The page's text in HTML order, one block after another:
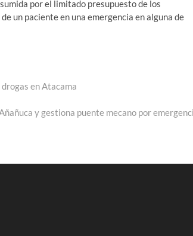
por el limitado presupuesto de los
un paciente en una emergencia en alguna de
en Atacama
y gestiona puente mecano por